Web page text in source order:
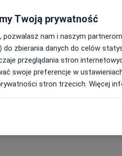
24h monitorowanie -
operacyjnymi
serca
Choroba
Twoją prywatność
pozwalasz nam i naszym
do zbierania danych do celów
przeglądania stron
swoje preferencje w
stron trzecich. Więcej